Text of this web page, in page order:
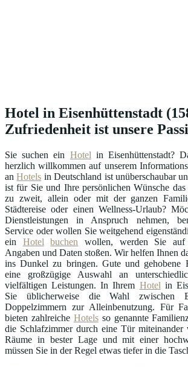
Hotel in Eisenhüttenstadt
Zufriedenheit ist unsere
Sie suchen ein Hotel in Eisenhüttenstadt?
herzlich willkommen auf unserem
anHotels in Deutschland ist unüberschaubar
ist für Sie und Ihre persönlichen Wünsche
zu zweit, allein oder mit der ganzen
Städtereise oder einen Wellness-Urlaub?
Dienstleistungen in Anspruch nehmen,
Service oder wollen Sie weitgehend
ein Hotel buchen wollen, werden Sie
Angaben und Daten stoßen. Wir helfen Ihnen
ins Dunkel zu bringen. Gute und gehobene
eine großzügige Auswahl an
vielfältigen Leistungen. In Ihrem Hotel in
Sie üblicherweise die Wahl zwischen
Doppelzimmern zur Alleinbenutzung. Für
bieten zahlreiche Hotelsso genannte
die Schlafzimmer durch eine Tür miteinander
Räume in bester Lage und mit einer
müssen Sie in der Regel etwas tiefer in die